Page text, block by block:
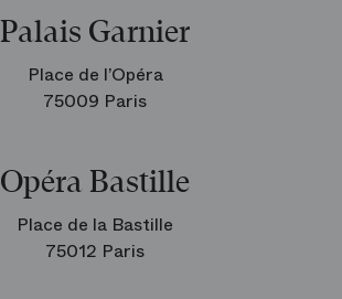
Palais Garnier
Place de l’Opéra
75009 Paris
Opéra Bastille
Place de la Bastille
75012 Paris